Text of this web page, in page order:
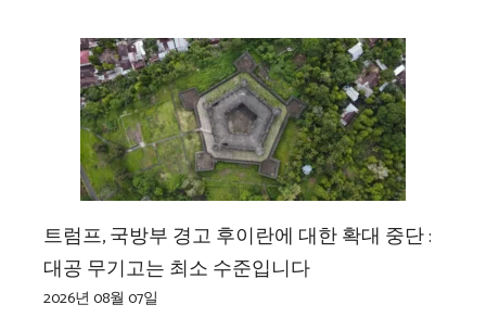
트럼프, 국방부 경고 후이란에 대한 확대 중단 :
대공 무기고는 최소 수준입니다
2026년 08월 07일